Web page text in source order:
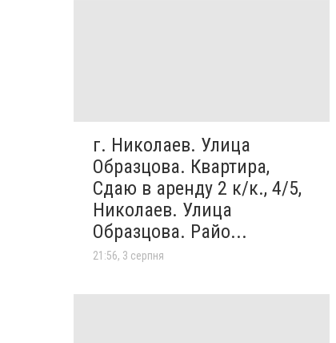
г. Николаев. Улица
Образцова. Квартира,
Сдаю в аренду 2 к/к., 4/5,
Николаев. Улица
Образцова. Райо...
21:56, 3 серпня